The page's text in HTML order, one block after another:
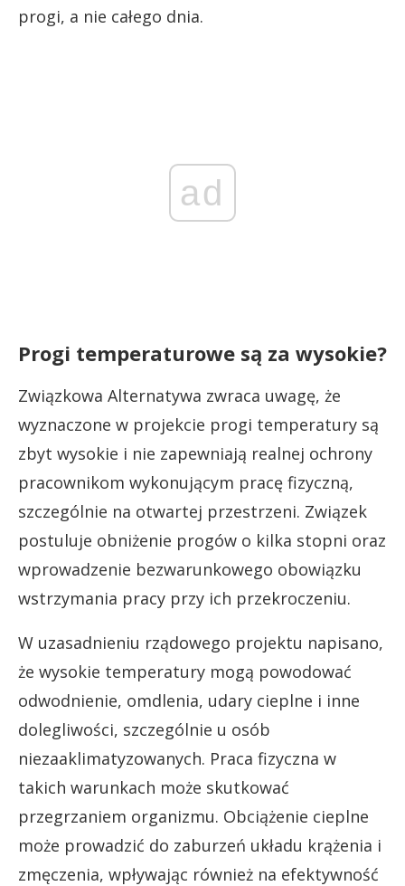
progi, a nie całego dnia.
ad
Progi temperaturowe są za wysokie?
Związkowa Alternatywa zwraca uwagę, że
wyznaczone w projekcie progi temperatury są
zbyt wysokie i nie zapewniają realnej ochrony
pracownikom wykonującym pracę fizyczną,
szczególnie na otwartej przestrzeni. Związek
postuluje obniżenie progów o kilka stopni oraz
wprowadzenie bezwarunkowego obowiązku
wstrzymania pracy przy ich przekroczeniu.
W uzasadnieniu rządowego projektu napisano,
że wysokie temperatury mogą powodować
odwodnienie, omdlenia, udary cieplne i inne
dolegliwości, szczególnie u osób
niezaaklimatyzowanych. Praca fizyczna w
takich warunkach może skutkować
przegrzaniem organizmu. Obciążenie cieplne
może prowadzić do zaburzeń układu krążenia i
zmęczenia, wpływając również na efektywność